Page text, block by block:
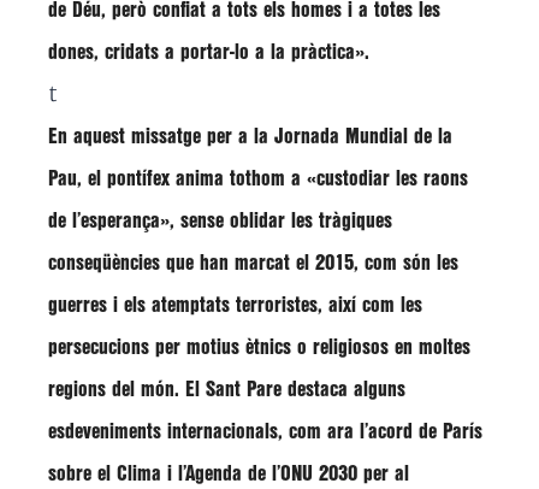
de Déu, però confiat a tots els homes i a totes les
dones, cridats a portar-lo a la pràctica».
t
En aquest missatge per a la Jornada Mundial de la
Pau, el pontífex anima tothom a «custodiar les raons
de l’esperança», sense oblidar les tràgiques
conseqüències que han marcat el 2015, com són les
guerres i els atemptats terroristes, així com les
persecucions per motius ètnics o religiosos en moltes
regions del món. El Sant Pare destaca alguns
esdeveniments internacionals, com ara l’acord de París
sobre el Clima i l’Agenda de l’ONU 2030 per al